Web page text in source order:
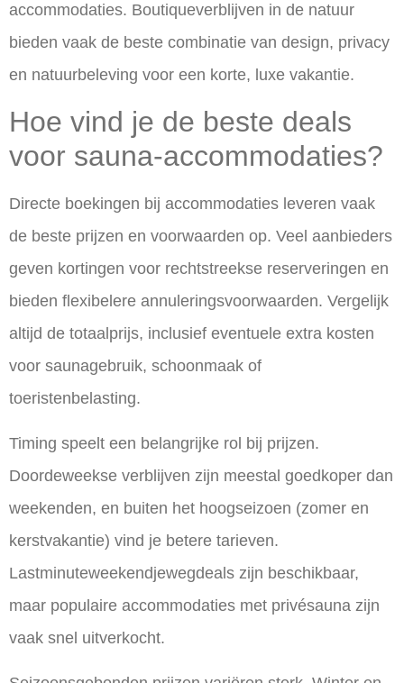
accommodaties. Boutiqueverblijven in de natuur
bieden vaak de beste combinatie van design, privacy
en natuurbeleving voor een korte, luxe vakantie.
Hoe vind je de beste deals
voor sauna-accommodaties?
Directe boekingen bij accommodaties leveren vaak
de beste prijzen en voorwaarden op. Veel aanbieders
geven kortingen voor rechtstreekse reserveringen en
bieden flexibelere annuleringsvoorwaarden. Vergelijk
altijd de totaalprijs, inclusief eventuele extra kosten
voor saunagebruik, schoonmaak of
toeristenbelasting.
Timing speelt een belangrijke rol bij prijzen.
Doordeweekse verblijven zijn meestal goedkoper dan
weekenden, en buiten het hoogseizoen (zomer en
kerstvakantie) vind je betere tarieven.
Lastminuteweekendjewegdeals zijn beschikbaar,
maar populaire accommodaties met privésauna zijn
vaak snel uitverkocht.